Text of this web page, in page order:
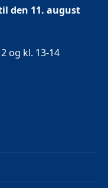
den 11. august
og kl. 13-14